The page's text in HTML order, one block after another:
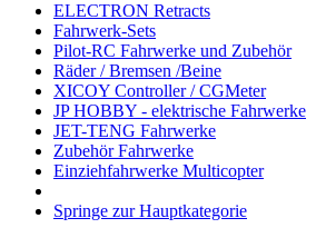
ELECTRON Retracts
Fahrwerk-Sets
Pilot-RC Fahrwerke und Zubehör
Räder / Bremsen /Beine
XICOY Controller / CGMeter
JP HOBBY - elektrische Fahrwerke
JET-TENG Fahrwerke
Zubehör Fahrwerke
Einziehfahrwerke Multicopter
Springe zur Hauptkategorie